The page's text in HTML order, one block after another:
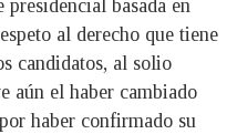
presidencial basada en
al derecho que tiene
candidatos, al solio
aún el haber cambiado
haber confirmado su